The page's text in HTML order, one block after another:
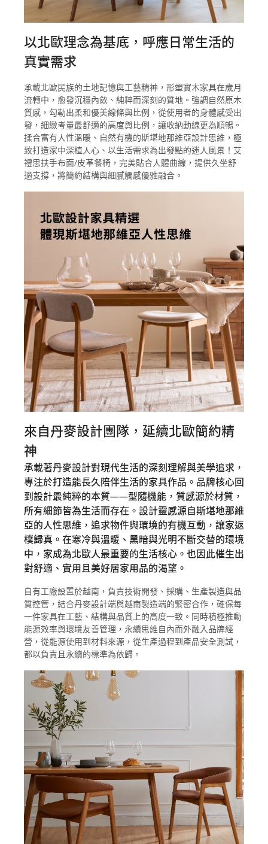
以北歐理念為基底，呼應日常生活的
真實需求
承載北歐民族的土地記憶與工藝精神，形塑實木家具在歲月
流轉中，愈發沉穩內斂、純粹而深刻的質地。強調自然原木
質感，勾勒出柔和優美線條與比例，從使用者的身體感受出
發，細緻考量最舒適的高度與比例，讓收納動線更為順暢。
揉合富有人性溫暖、自然有機的斯堪地那維亞設計思維，極
致打造家中深植人心、以生活需求為出發點的迷人風景！艾
禮思扶手布面/皮革餐椅，完美貼合人體曲線，提供久坐舒
適支撐，將簡約結構與細膩觸感優雅融合。
來自丹麥設計團隊，延續北歐簡約精
神
承載著丹麥設計對現代生活的深刻理解與美學追求，
專注於打造能長久陪伴生活的家具作品。品牌核心回
到設計最純粹的本質——型隨機能，質感源於材質，
所有細節皆為生活而存在。設計靈感源自斯堪地那維
亞的人性思維，追求物件與環境的有機互動，讓家返
樸歸真。在寒冷與溫暖、黑暗與光明不斷交替的環境
中，家成為北歐人最重要的生活核心。也因此催生出
對舒適、實用且美好居家用品的渴望。
自有工廠設置於越南，負責技術開發、採購、生產製造與品
質控管，結合丹麥設計端與越南製造端的緊密合作，確保每
一件家具在工藝、結構與品質上的高度一致。同時積極推動
能源效率與環境友善管理，永續思維自內而外融入品牌經
營，從能源使用到材料來源，從生產過程到產品安全測試，
都以負責且永續的標準為依歸。